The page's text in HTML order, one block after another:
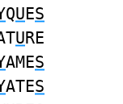
QUES
URE
AMES
ATES